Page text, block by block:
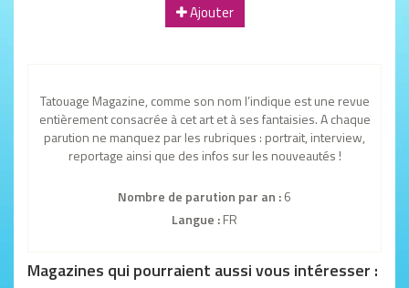
Ajouter
Tatouage Magazine, comme son nom l’indique est une revue
entièrement consacrée à cet art et à ses fantaisies. A chaque
parution ne manquez par les rubriques : portrait, interview,
reportage ainsi que des infos sur les nouveautés !
Nombre de parution par an :6
Langue :FR
Magazines qui pourraient aussi vous intéresser :